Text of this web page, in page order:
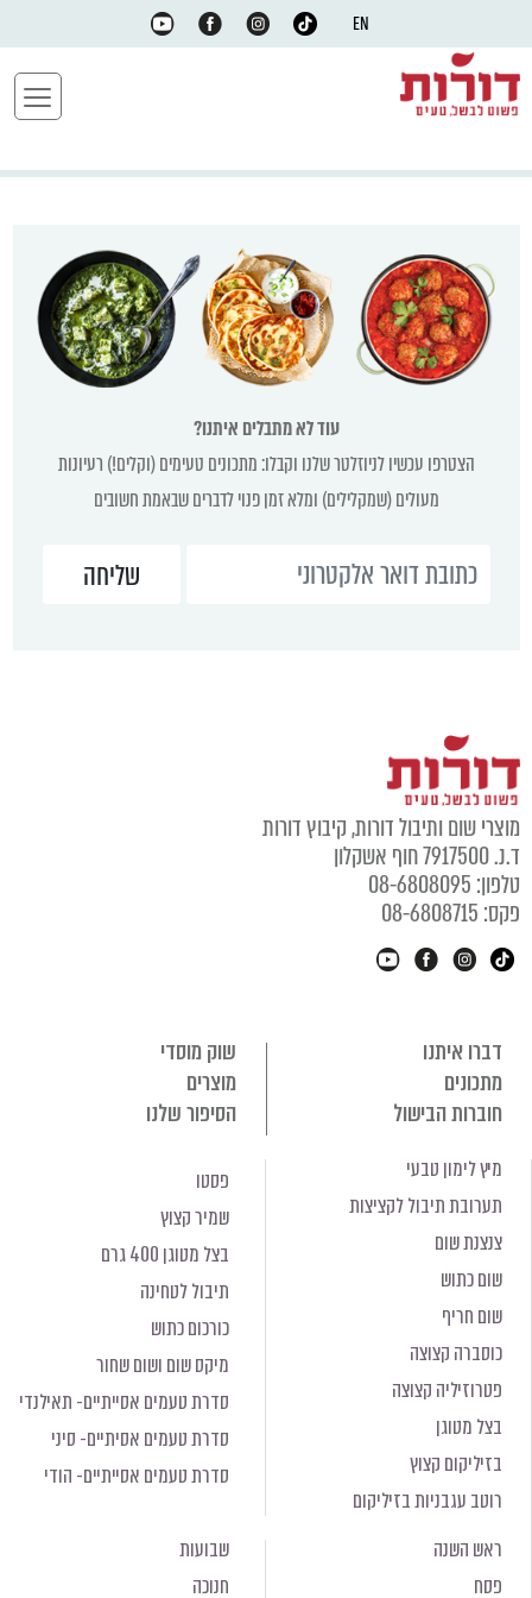
EN
עוד לא מתבלים איתנו?
הצטרפו עכשיו לניוזלטר שלנו וקבלו: מתכונים טעימים (וקלים!) רעיונות
מעולים (שמקלילים) ומלא זמן פנוי לדברים שבאמת חשובים
מוצרי שום ותיבול דורות, קיבוץ דורות
ד.נ. 7917500 חוף אשקלון
טלפון: 08-6808095
פקס: 08-6808715
דברו איתנו
שוק מוסדי
מתכונים
מוצרים
חוברות הבישול
הסיפור שלנו
מיץ לימון טבעי
תערובת תיבול לקציצות
צנצנת שום
שום כתוש
שום חריף
כוסברה קצוצה
פטרוזיליה קצוצה
בצל מטוגן
בזיליקום קצוץ
רוטב עגבניות בזיליקום
פסטו
שמיר קצוץ
בצל מטוגן 400 גרם
תיבול לטחינה
כורכום כתוש
מיקס שום ושום שחור
סדרת טעמים אסייתיים- תאילנדי
סדרת טעמים אסיתיים- סיני
סדרת טעמים אסייתיים- הודי
ראש השנה
פסח
שבועות
חנוכה